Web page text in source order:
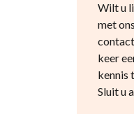
Wilt u
met
keer
kennis
Sluit u